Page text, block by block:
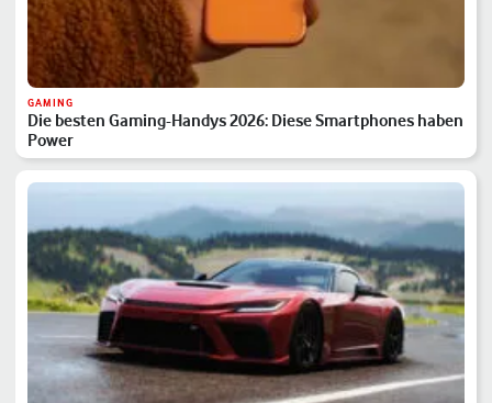
GAMING
Die besten Gaming-Handys 2026: Diese Smartphones haben
Power